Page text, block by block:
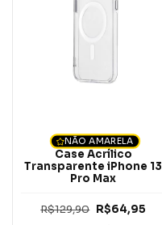
NÃO AMARELA
Case Acrílico
Transparente iPhone 13
Pro Max
R$129,90 R$64,95